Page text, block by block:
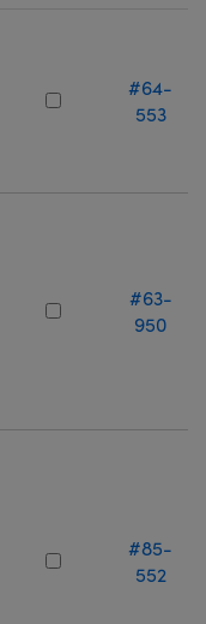
#64-
553
#63-
950
#85-
552